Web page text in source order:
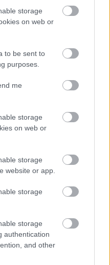
storage
on web or
to be sent to
purposes.
me
storage
on web or
storage
website or app.
storage
storage
authentication
and other
és kevésbé grandiózus,
jó ritmusban hozza be
Itt látjuk igazán, milyen
A robotok
sci-fi esemény, hanem
Tom Reilly rajzai
pedig végig feszült
akinek lassan
képe.